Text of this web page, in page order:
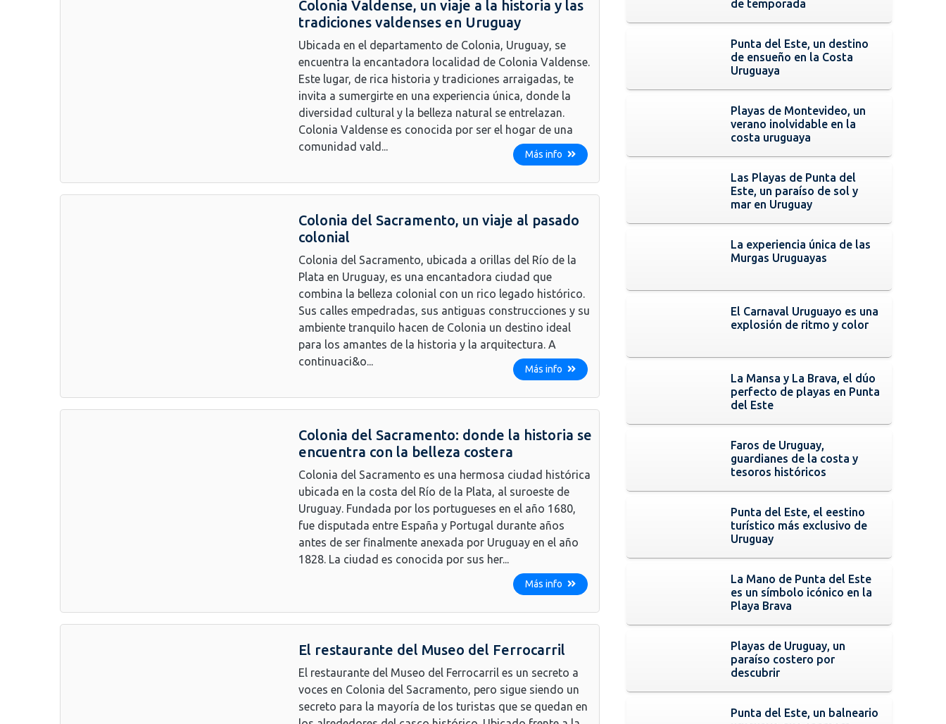
Colonia Valdense, un viaje a la historia y las
tradiciones valdenses en Uruguay
Ubicada en el departamento de Colonia, Uruguay, se
encuentra la encantadora localidad de Colonia Valdense.
Este lugar, de rica historia y tradiciones arraigadas, te
invita a sumergirte en una experiencia única, donde la
diversidad cultural y la belleza natural se entrelazan.
Colonia Valdense es conocida por ser el hogar de una
comunidad vald...
Más info
Colonia del Sacramento, un viaje al pasado
colonial
Colonia del Sacramento, ubicada a orillas del Río de la
Plata en Uruguay, es una encantadora ciudad que
combina la belleza colonial con un rico legado histórico.
Sus calles empedradas, sus antiguas construcciones y su
ambiente tranquilo hacen de Colonia un destino ideal
para los amantes de la historia y la arquitectura. A
continuaci&o...
Más info
Colonia del Sacramento: donde la historia se
encuentra con la belleza costera
Colonia del Sacramento es una hermosa ciudad histórica
ubicada en la costa del Río de la Plata, al suroeste de
Uruguay. Fundada por los portugueses en el año 1680,
fue disputada entre España y Portugal durante años
antes de ser finalmente anexada por Uruguay en el año
1828. La ciudad es conocida por sus her...
Más info
El restaurante del Museo del Ferrocarril
El restaurante del Museo del Ferrocarril es un secreto a
voces en Colonia del Sacramento, pero sigue siendo un
secreto para la mayoría de los turistas que se quedan en
de temporada
Punta del Este, un destino
de ensueño en la Costa
Uruguaya
Playas de Montevideo, un
verano inolvidable en la
costa uruguaya
Las Playas de Punta del
Este, un paraíso de sol y
mar en Uruguay
La experiencia única de las
Murgas Uruguayas
El Carnaval Uruguayo es una
explosión de ritmo y color
La Mansa y La Brava, el dúo
perfecto de playas en Punta
del Este
Faros de Uruguay,
guardianes de la costa y
tesoros históricos
Punta del Este, el eestino
turístico más exclusivo de
Uruguay
La Mano de Punta del Este
es un símbolo icónico en la
Playa Brava
Playas de Uruguay, un
paraíso costero por
descubrir
Punta del Este, un balneario